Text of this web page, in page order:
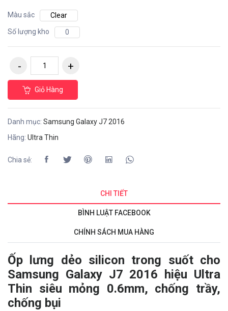
Màu sắc
Clear
Số lượng kho
0
Giỏ Hàng
Danh mục: Samsung Galaxy J7 2016
Hãng: Ultra Thin
Chia sẻ:
CHI TIẾT
BÌNH LUẬT FACEBOOK
CHÍNH SÁCH MUA HÀNG
Ốp lưng dẻo silicon trong suốt cho
Samsung Galaxy J7 2016 hiệu Ultra
Thin siêu mỏng 0.6mm, chống trầy,
chống bụi